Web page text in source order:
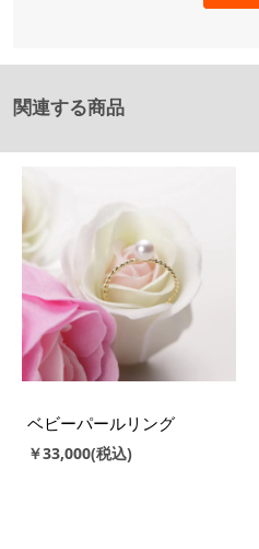
関連する商品
ベビーパールリング
￥33,000